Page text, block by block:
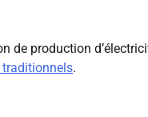
de production
traditionnels.